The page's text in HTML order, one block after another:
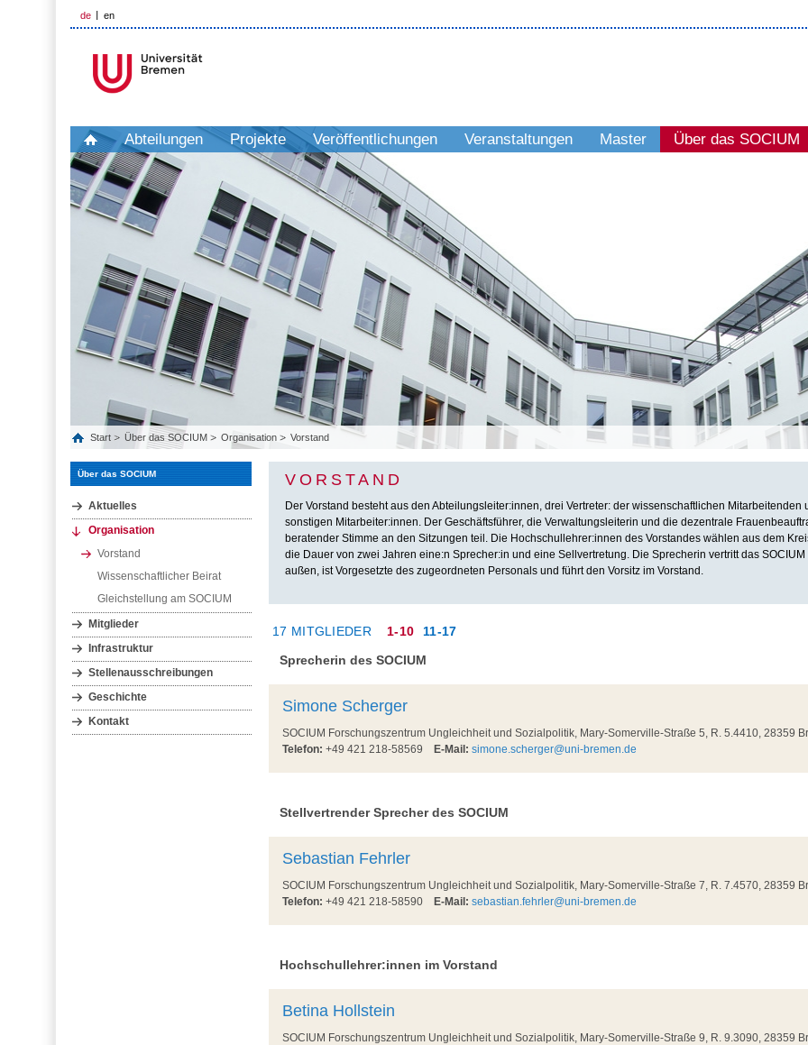
de en
Abteilungen Projekte Veröffentlichungen Veranstaltungen Master Über das SOCIUM
Start Über das SOCIUM Organisation Vorstand
Über das SOCIUM
Aktuelles
Organisation
Vorstand
Wissenschaftlicher Beirat
Gleichstellung am SOCIUM
Mitglieder
Infrastruktur
Stellenausschreibungen
Geschichte
Kontakt
VORSTAND
Der Vorstand besteht aus den Abteilungsleiter:innen, drei Vertreter: der wissenschaftlichen Mitarbeitenden
sonstigen Mitarbeiter:innen. Der Geschäftsführer, die Verwaltungsleiterin und die dezentrale
beratender Stimme an den Sitzungen teil. Die Hochschullehrer:innen des Vorstandes wählen aus dem
die Dauer von zwei Jahren eine:n Sprecher:in und eine Sellvertretung. Die Sprecherin vertritt das
außen, ist Vorgesetzte des zugeordneten Personals und führt den Vorsitz im Vorstand.
17 MITGLIEDER 1-10
11-17
Sprecherin des SOCIUM
Simone Scherger
SOCIUM Forschungszentrum Ungleichheit und Sozialpolitik, Mary-Somerville-Straße 5, R. 5.4410, 28359
Telefon: +49 421 218-58569 E-Mail: simone.scherger@uni-bremen.de
Stellvertrender Sprecher des SOCIUM
Sebastian Fehrler
SOCIUM Forschungszentrum Ungleichheit und Sozialpolitik, Mary-Somerville-Straße 7, R. 7.4570, 28359
Telefon: +49 421 218-58590 E-Mail: sebastian.fehrler@uni-bremen.de
Hochschullehrer:innen im Vorstand
Betina Hollstein
SOCIUM Forschungszentrum Ungleichheit und Sozialpolitik, Mary-Somerville-Straße 9, R. 9.3090, 28359